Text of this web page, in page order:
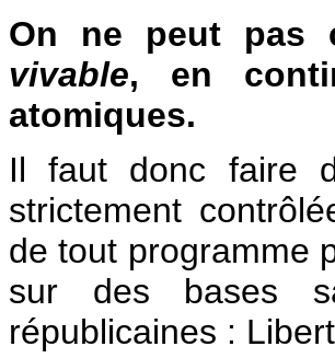
On ne peut pas
vivable, en
atomiques.
Il faut donc faire
strictement
de tout programme
sur des bases
républicaines :